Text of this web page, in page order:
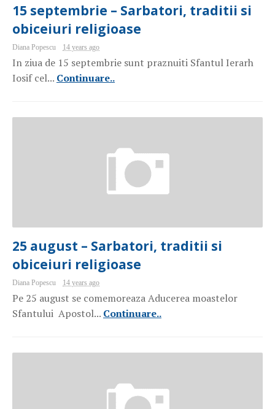
15 septembrie – Sarbatori, traditii si
obiceiuri religioase
Diana Popescu 14 years ago
In ziua de 15 septembrie sunt praznuiti Sfantul Ierarh
Iosif cel... Continuare..
25 august – Sarbatori, traditii si
obiceiuri religioase
Diana Popescu 14 years ago
Pe 25 august se comemoreaza Aducerea moastelor
Sfantului Apostol... Continuare..